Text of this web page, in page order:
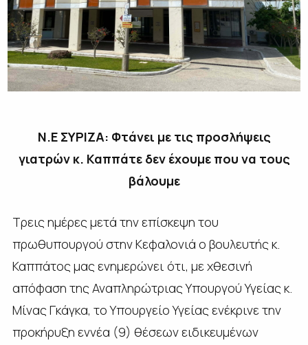
Ν.Ε ΣΥΡΙΖΑ: Φτάνει με τις προσλήψεις
γιατρών κ. Καππάτε δεν έχουμε που να τους
βάλουμε
Τρεις ημέρες μετά την επίσκεψη του
πρωθυπουργού στην Κεφαλονιά ο βουλευτής κ.
Καππάτος μας ενημερώνει ότι, με χθεσινή
απόφαση της Αναπληρώτριας Υπουργού Υγείας κ.
Μίνας Γκάγκα, το Υπουργείο Υγείας ενέκρινε την
προκήρυξη εννέα (9) θέσεων ειδικευμένων